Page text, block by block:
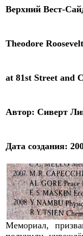
Верхний Вест-
Theodore
at 81st Street and
Автор: Сиверт
Дата создания:
Мемориал,